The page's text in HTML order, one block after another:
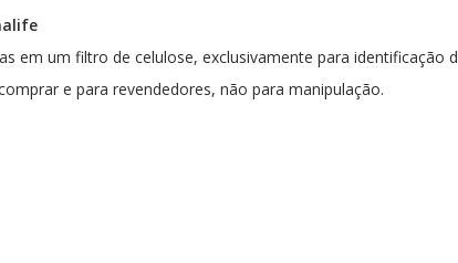
em um filtro de celulose, exclusivamente para identificação
e para revendedores, não para manipulação.